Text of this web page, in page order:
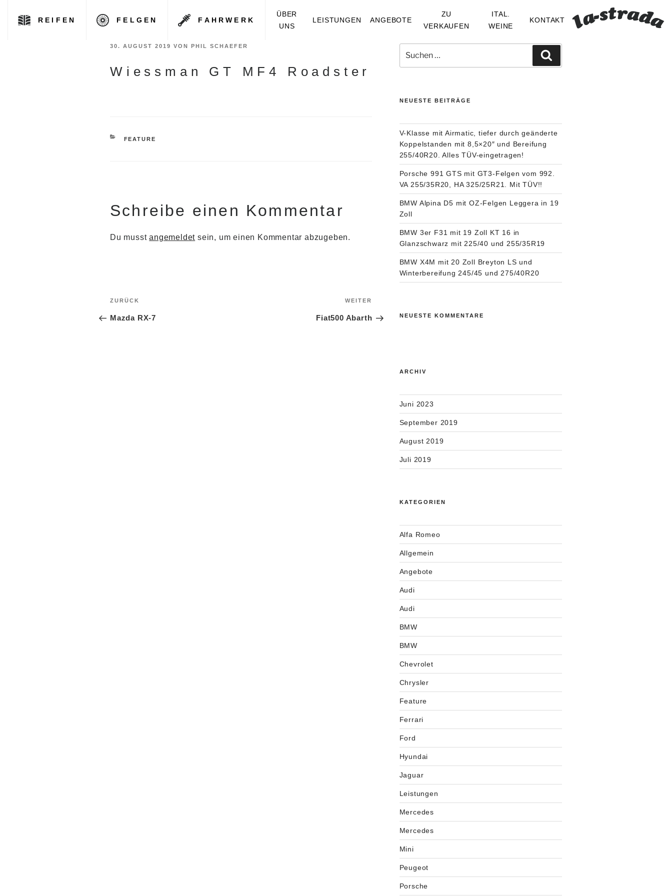
REIFEN FELGEN FAHRWERK
ÜBER
UNS
LEISTUNGEN ANGEBOTE
ZU
VERKAUFEN
ITAL.
WEINE
KONTAKT
VERÖFFENTLICHT
30. AUGUST 2019 VON PHIL SCHAEFER
Wiessman GT MF4 Roadster
KATEGORIEN
FEATURE
Schreibe einen Kommentar
Du musstangemeldet sein, um einen Kommentar abzugeben.
Beitragsnavigation
Vorheriger
ZURÜCK
Mazda RX-7
Beitrag
WEITER
Fiat500 Abarth
nach:
NEUESTE BEITRÄGE
V-Klasse mit Airmatic, tiefer durch geänderte
Koppelstanden mit 8,5×20″ und Bereifung
255/40R20. Alles TÜV-eingetragen!
Porsche 991 GTS mit GT3-Felgen vom 992.
VA 255/35R20, HA 325/25R21. Mit TÜV!!
BMW Alpina D5 mit OZ-Felgen Leggera in 19
Zoll
BMW 3er F31 mit 19 Zoll KT 16 in
Glanzschwarz mit 225/40 und 255/35R19
BMW X4M mit 20 Zoll Breyton LS und
Winterbereifung 245/45 und 275/40R20
NEUESTE KOMMENTARE
ARCHIV
Juni 2023
September 2019
August 2019
Juli 2019
KATEGORIEN
Alfa Romeo
Allgemein
Angebote
Audi
Audi
BMW
BMW
Chevrolet
Chrysler
Feature
Ferrari
Ford
Hyundai
Jaguar
Leistungen
Mercedes
Mercedes
Mini
Peugeot
Porsche